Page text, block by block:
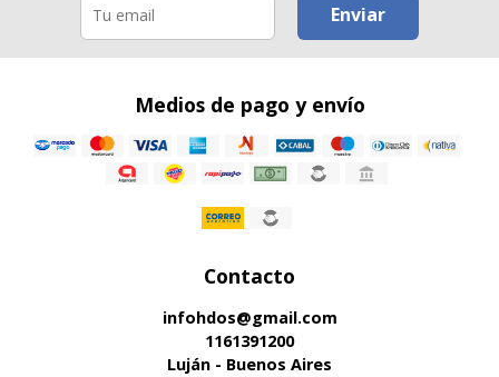
Enviar
Medios de pago y envío
Contacto
infohdos@gmail.com
1161391200
Luján - Buenos Aires